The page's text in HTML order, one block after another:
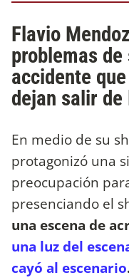
Flavio
problemas
accidente
dejan salir
En medio de su
protagonizó una
preocupación
presenciando el
una escena de
una luz del
cayó al escenario